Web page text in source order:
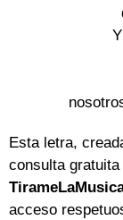
Esta letra,
consulta
acceso